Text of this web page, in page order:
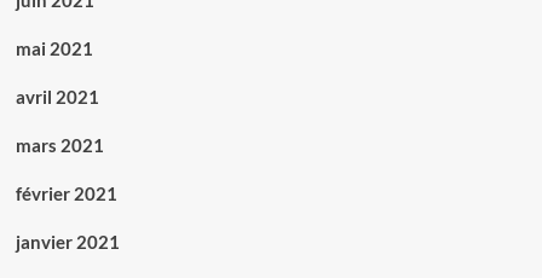
mai 2021
avril 2021
mars 2021
février 2021
janvier 2021